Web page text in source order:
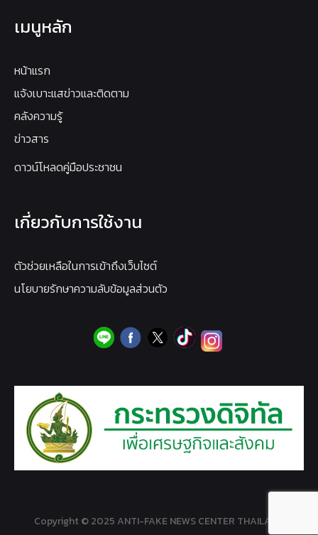
เมนูหลัก
หน้าแรก
แจ้งเบาะแสข่าวและติดตาม
คลังความรู้
ข่าวสาร
ดาวน์โหลดคู่มือประชาชน
เกี่ยวกับการใช้งาน
ตัวช่วยเหลือในการเข้าถึงเว็บไซต์
นโยบายรักษาความลับข้อมูลส่วนตัว
Copyright © 2025 ANTI-FAKE NEWS CENTER THAILAND